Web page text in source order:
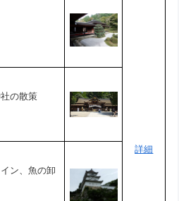
詳細
の散策
ン、魚の卸